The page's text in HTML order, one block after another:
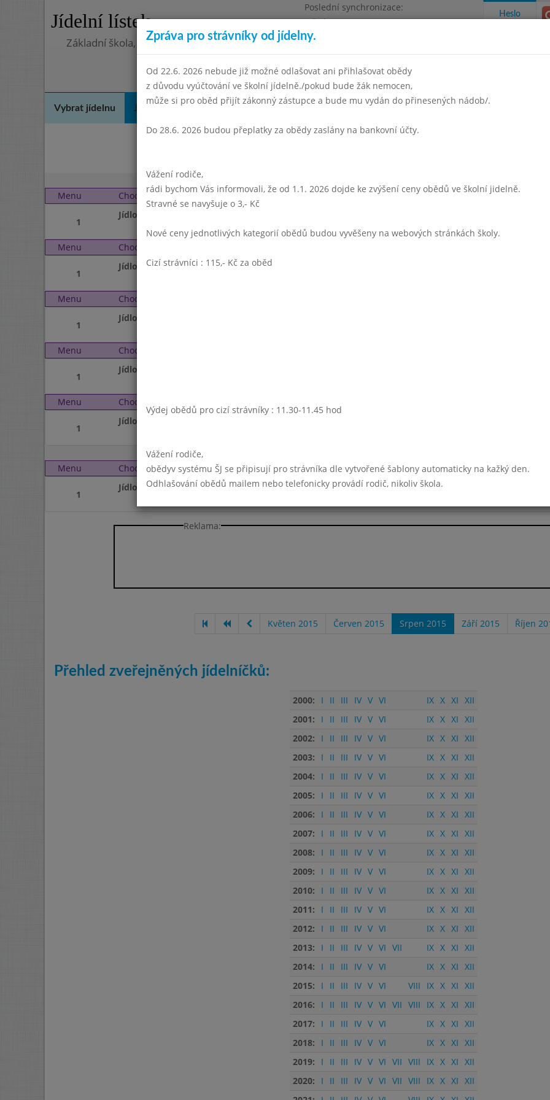
Jídelní lístek
Poslední synchronizace:
Středa 5.8.2026 6:57
Základní škola, Praha 4, Na Líše 16
Heslo
Vybrat jídelnu Jídelní lístek Historie Kontakty a informace Docházka Aktivity
Menu
Chod Pondělí 24. 8. 2015 (11:30 - 13:45)
1
Jídlo
Menu Chod
1
Jídlo
Menu Chod
1
Jídlo
Menu Chod
1
Jídlo
Menu Chod
1
Jídlo
Menu
Chod Pondělí 31. 8. 2015 (11:30 - 13:45)
1
Jídlo Prázdniny
Reklama:
Květen 2015 Červen 2015 Srpen 2015 Září 2015 Říjen
Přehled zveřejněných jídelníčků:
2000: I II III IV V VI IX X XI XII
2001:
I II III IV V VI IX X XI XII
2002:
I II III IV V VI IX X XI XII
2003:
I II III IV V VI IX X XI XII
2004:
I II III IV V VI IX X XI XII
2005:
I II III IV V VI IX X XI XII
2006:
I II III IV V VI IX X XI XII
2007:
I II III IV V VI IX X XI XII
2008:
I II III IV V VI IX X XI XII
2009:
I II III IV V VI IX X XI XII
2010:
I II III IV V VI IX X XI XII
2011:
I II III IV V VI IX X XI XII
2012:
I II III IV V VI IX X XI XII
2013:
I II III IV V VI VII IX X XI XII
2014:
I II III IV V VI IX X XI XII
2015:
I II III IV V VI VIII IX X XI XII
2016:
I II III IV V VI VII VIII IX X XI XII
2017:
I II III IV V VI IX X XI XII
2018:
I II III IV V VI IX X XI XII
2019:
I II III IV V VI VII VIII IX X XI XII
2020:
I II III IV V VI VII VIII IX X XI XII
Zpráva pro strávníky od jídelny.
Od 22.6. 2026 nebude již možné odlašovat ani přihlašovat obědy
z důvodu vyúčtování ve školní jídelně./pokud bude žák nemocen,
může si pro oběd přijít zákonný zástupce a bude mu vydán do přinesených nádob/.
Do 28.6. 2026 budou přeplatky za obědy zaslány na bankovní účty.
Vážení rodiče,
rádi bychom Vás informovali, že od 1.1. 2026 dojde ke zvýšení ceny obědů ve školní jidelně.
Stravné se navyšuje o 3,- Kč
Nové ceny jednotlivých kategorií obědů budou vyvěšeny na webových stránkách školy.
Cizí strávníci : 115,- Kč za oběd
Výdej obědů pro cizí strávníky : 11.30-11.45 hod
Vážení rodiče,
obědyv systému ŠJ se připisují pro strávníka dle vytvořené šablony automaticky na kažký den.
Odhlašování obědů mailem nebo telefonicky provádí rodič, nikoliv škola.